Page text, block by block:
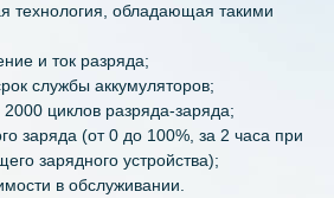
технология, обладающая такими
и ток разряда;
службы аккумуляторов;
циклов разряда-заряда;
заряда (от 0 до 100%, за 2 часа при
зарядного устройства);
в обслуживании.